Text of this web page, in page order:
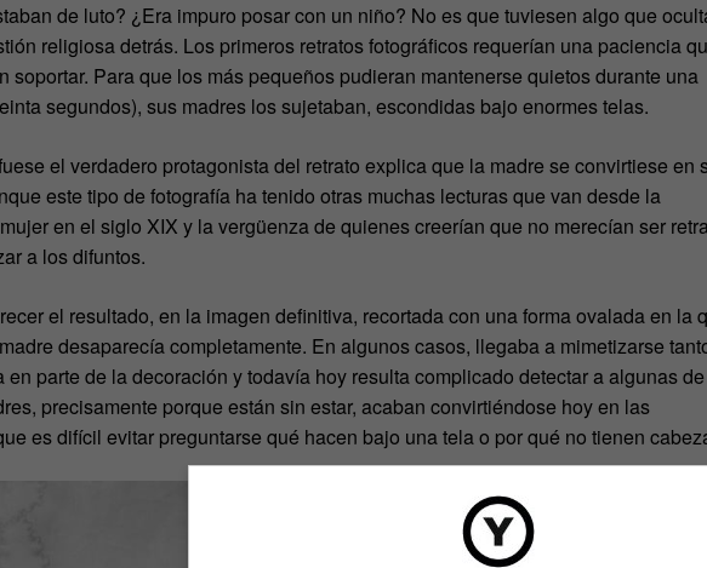
de luto? ¿Era impuro posar con un niño? No es que tuviesen algo que
religiosa detrás. Los primeros retratos fotográficos requerían una paciencia
soportar. Para que los más pequeños pudieran mantenerse quietos durante una
segundos), sus madres los sujetaban, escondidas bajo enormes telas.
el verdadero protagonista del retrato explica que la madre se convirtiese en
este tipo de fotografía ha tenido otras muchas lecturas que van desde la
en el siglo XIX y la vergüenza de quienes creerían que no merecían ser
a los difuntos.
el resultado, en la imagen definitiva, recortada con una forma ovalada en la
desaparecía completamente. En algunos casos, llegaba a mimetizarse
en parte de la decoración y todavía hoy resulta complicado detectar a algunas
precisamente porque están sin estar, acaban convirtiéndose hoy en las
es difícil evitar preguntarse qué hacen bajo una tela o por qué no tienen